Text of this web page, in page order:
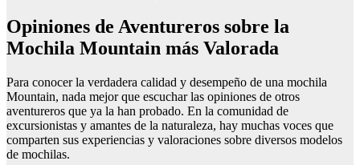
Opiniones de Aventureros sobre la
Mochila Mountain más Valorada
Para conocer la verdadera calidad y desempeño de una mochila
Mountain, nada mejor que escuchar las opiniones de otros
aventureros que ya la han probado. En la comunidad de
excursionistas y amantes de la naturaleza, hay muchas voces que
comparten sus experiencias y valoraciones sobre diversos modelos
de mochilas.